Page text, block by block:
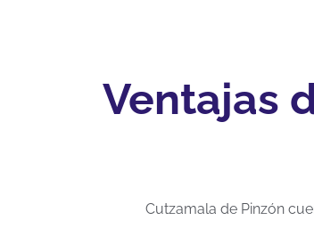
Ventajas
Cutzamala de Pinzón